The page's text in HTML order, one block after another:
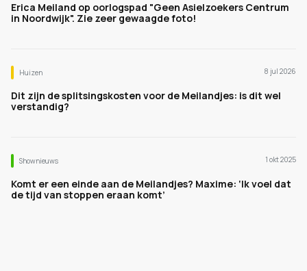
Erica Meiland op oorlogspad "Geen Asielzoekers Centrum
in Noordwijk". Zie zeer gewaagde foto!
Huizen 8 jul 2026
Dit zijn de splitsingskosten voor de Meilandjes: is dit wel
verstandig?
Shownieuws 1 okt 2025
Komt er een einde aan de Meilandjes? Maxime: ‘Ik voel dat
de tijd van stoppen eraan komt’